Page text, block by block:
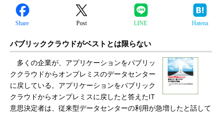
Share Post LINE Hatena
パブリッククラウドがベストとは限らない
多くの企業が、アプリケーションをパブリッ
ククラウドからオンプレミスのデータセンター
に戻している。アプリケーションをパブリック
クラウドからオンプレミスに戻したと答えたIT
意思決定者は、従来型データセンターの利用が急増したと話して